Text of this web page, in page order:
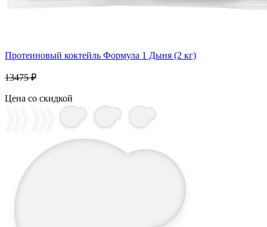
Протеиновый коктейль Формула 1 Дыня (2 кг)
13475 ₽
Цена со скидкой